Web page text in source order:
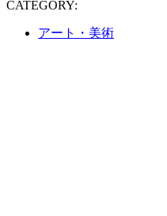
CATEGORY:
アート・美術